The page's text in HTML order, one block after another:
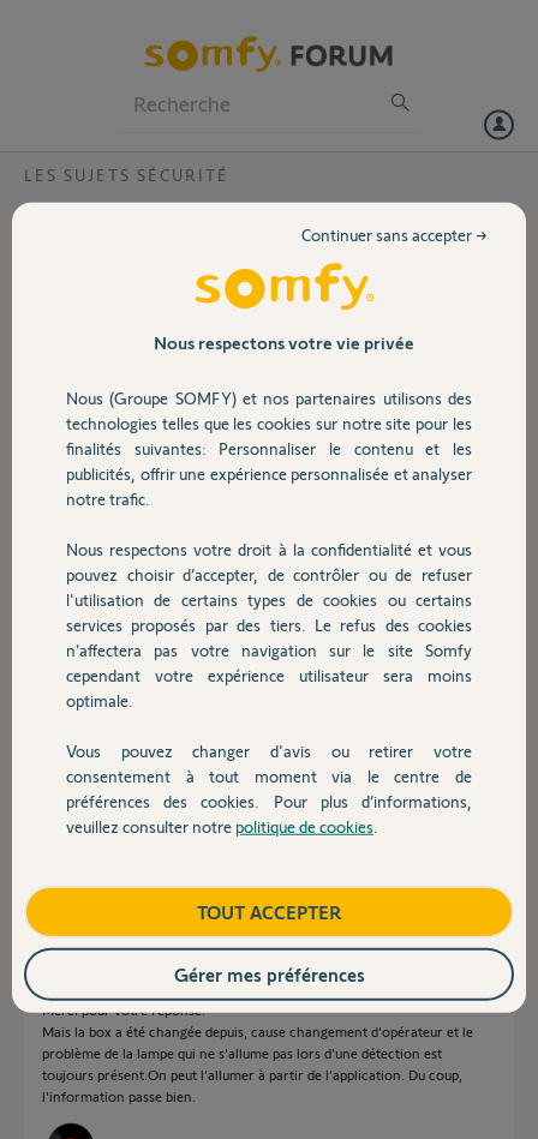
Volet
Sécurité
Domotique
Chauffage
Autres produits
Devis avec un pro
Contact
LES SUJETS SÉCURITÉ
camera outdoor -n'allume pas la lampe
Ma camera somfy outdoor fonctionne normalement au niveau
detection. Par contre lors de la détection elle n'allume plus la lampe
qui est connectée electriquement. Par contre via l'application, on
peut l'allumer manuellement. De plus sur l'appli la lumière est
Merci,
Jean-Michel E.
Participer au fil de discussion
Réponses
Il faudrait redémarrer votre box internet, ensuite faire un changement
de réseau wifi de votre caméra pour reprendre le même réseau.
Bonne journée.
Merci pour votre réponse.
Mais la box a été changée depuis, cause changement d'opérateur et le
problème de la lampe qui ne s'allume pas lors d'une détection est
toujours présent.On peut l'allumer à partir de l'application. Du coup,
l'information passe bien.
Nous respectons votre vie privée
Nous (Groupe SOMFY) et nos partenaires utilisons des
technologies telles que les cookies sur notre site pour les
finalités suivantes: Personnaliser le contenu et les
publicités, offrir une expérience personnalisée et analyser
notre trafic.
Nous respectons votre droit à la confidentialité et vous
pouvez choisir d’accepter, de contrôler ou de refuser
l'utilisation de certains types de cookies ou certains
services proposés par des tiers. Le refus des cookies
n’affectera pas votre navigation sur le site Somfy
cependant votre expérience utilisateur sera moins
optimale.
Vous pouvez changer d'avis ou retirer votre
consentement à tout moment via le centre de
préférences des cookies. Pour plus d’informations,
veuillez consulter notre politique de cookies
Continuer sans accepter →
TOUT ACCEPTER
Gérer mes préférences